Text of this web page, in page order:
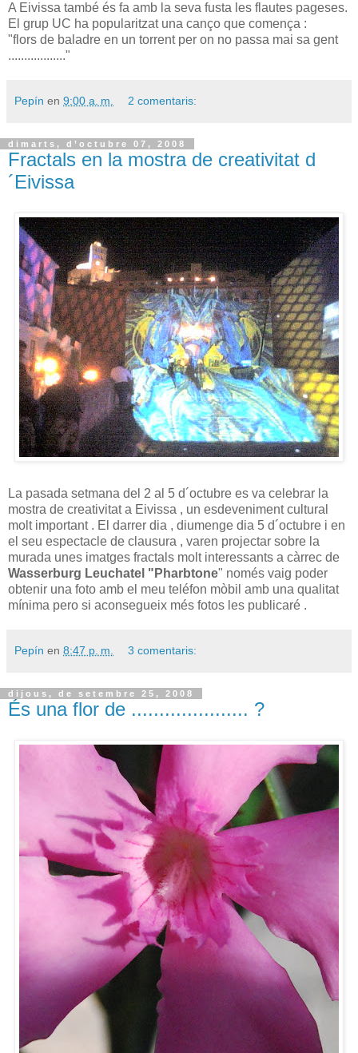
A Eivissa també és fa amb la seva fusta les flautes pageses.
El grup UC ha popularitzat una canço que comença :
"flors de baladre en un torrent per on no passa mai sa gent
.................."
Pepín en 9:00 a. m. 2 comentaris:
dimarts, d’octubre 07, 2008
Fractals en la mostra de creativitat d
´Eivissa
La pasada setmana del 2 al 5 d´octubre es va celebrar la
mostra de creativitat a Eivissa , un esdeveniment cultural
molt important . El darrer dia , diumenge dia 5 d´octubre i en
el seu espectacle de clausura , varen projectar sobre la
murada unes imatges fractals molt interessants a càrrec de
Wasserburg Leuchatel "Pharbtone" només vaig poder
obtenir una foto amb el meu teléfon mòbil amb una qualitat
mínima pero si aconsegueix més fotos les publicaré .
Pepín en 8:47 p. m. 3 comentaris:
dijous, de setembre 25, 2008
És una flor de ..................... ?